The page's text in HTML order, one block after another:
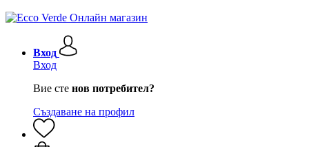
Вход
Вход
Вие сте нов потребител?
Създаване на профил